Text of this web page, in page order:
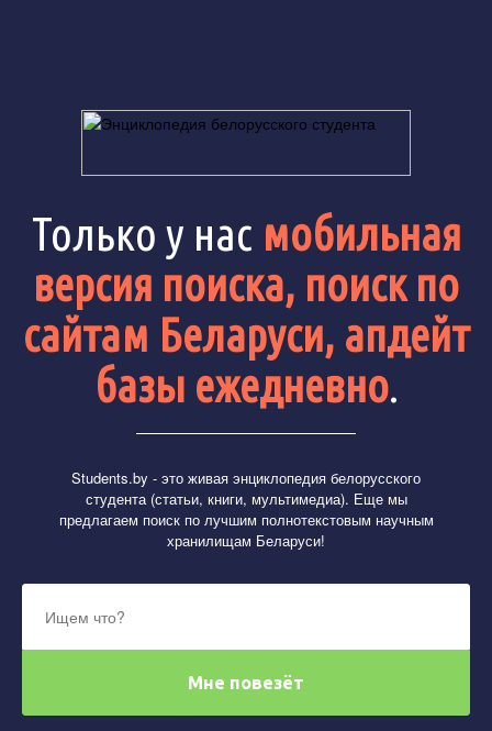
Только у нас мобильная
версия поиска, поиск по
сайтам Беларуси, апдейт
базы ежедневно.
Students.by - это живая энциклопедия белорусского
студента (статьи, книги, мультимедиа). Еще мы
предлагаем поиск по лучшим полнотекстовым научным
хранилищам Беларуси!